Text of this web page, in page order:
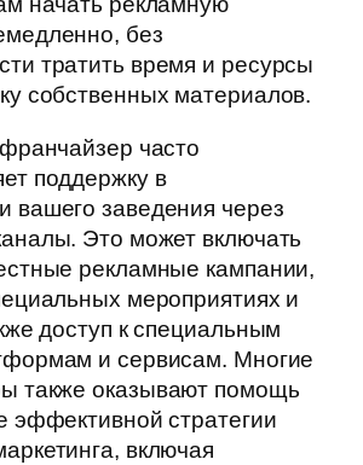
без
тратить время и ресурсы
собственных материалов.
часто
поддержку в
вашего заведения через
Это может включать
рекламные кампании,
мероприятиях и
доступ к специальным
и сервисам. Многие
также оказывают помощь
эффективной стратегии
включая